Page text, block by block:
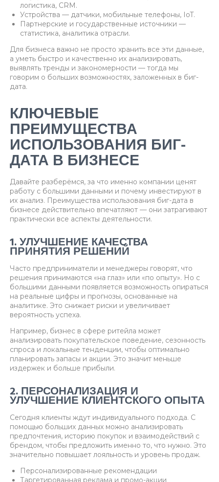
логистика, CRM.
Устройства — датчики, мобильные телефоны, IoT.
Партнерские и государственные источники —
статистика, аналитика отрасли.
Для бизнеса важно не просто хранить все эти данные,
а уметь быстро и качественно их анализировать,
выявлять тренды и закономерности — тогда мы
говорим о больших возможностях, заложенных в биг-
дата.
КЛЮЧЕВЫЕ
ПРЕИМУЩЕСТВА
ИСПОЛЬЗОВАНИЯ БИГ-
ДАТА В БИЗНЕСЕ
Давайте разберёмся, за что именно компании ценят
работу с большими данными и почему инвестируют в
их анализ. Преимущества использования биг-дата в
бизнесе действительно впечатляют — они затрагивают
практически все аспекты деятельности.
1. УЛУЧШЕНИЕ КАЧЕСТВА
ПРИНЯТИЯ РЕШЕНИЙ
Часто предприниматели и менеджеры говорят, что
решения принимаются «на глаз» или «по опыту». Но с
большими данными появляется возможность опираться
на реальные цифры и прогнозы, основанные на
аналитике. Это снижает риски и увеличивает
вероятность успеха.
Например, бизнес в сфере ритейла может
анализировать покупательское поведение, сезонность
спроса и локальные тенденции, чтобы оптимально
планировать запасы и акции. Это значит меньше
издержек и больше прибыли.
2. ПЕРСОНАЛИЗАЦИЯ И
УЛУЧШЕНИЕ КЛИЕНТСКОГО ОПЫТА
Сегодня клиенты ждут индивидуального подхода. С
помощью больших данных можно анализировать
предпочтения, историю покупок и взаимодействий с
брендом, чтобы предложить именно то, что нужно. Это
значительно повышает лояльность и уровень продаж.
Персонализированные рекомендации